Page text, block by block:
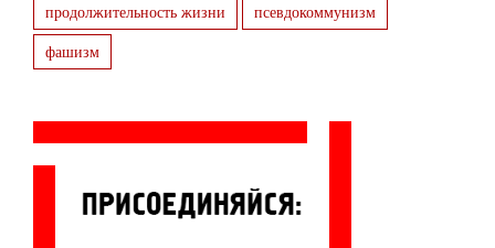
продолжительность жизни
псевдокоммунизм
фашизм